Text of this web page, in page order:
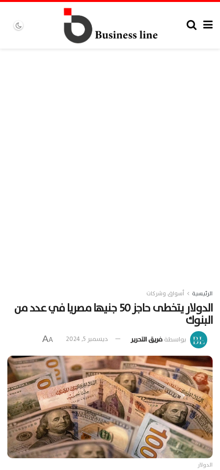
الرئيسية أسواق وشركات
الدولار يتخطى حاجز 50 جنيها مصريا في عدد من
البنوك
بواسطةفريق التحرير ديسمبر 5, 2024 A
A
الدولار